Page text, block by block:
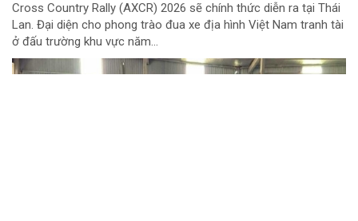
Cross Country Rally (AXCR) 2026 sẽ chính thức diễn ra tại Thái
Lan. Đại diện cho phong trào đua xe địa hình Việt Nam tranh tài
ở đấu trường khu vực năm...